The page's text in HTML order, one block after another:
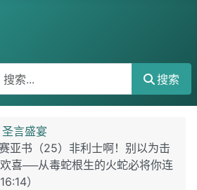
索
搜索
圣言盛宴
亚书（25）非利士啊！别以为击
喜──从毒蛇根生的火蛇必将你连
）